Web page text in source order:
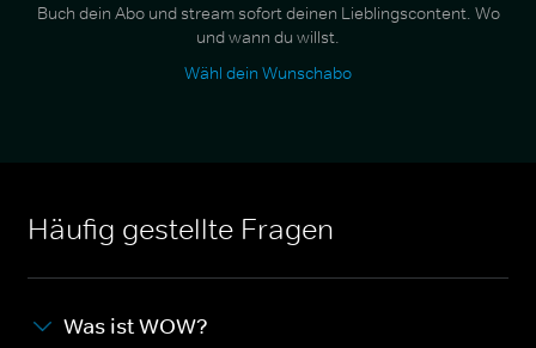
Buch dein Abo und stream sofort deinen Lieblingscontent. Wo
und wann du willst.
Wähl dein Wunschabo
Häufig gestellte Fragen
Was ist WOW?